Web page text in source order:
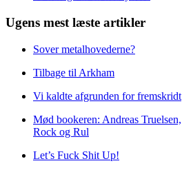
Ugens mest læste artikler
Sover metalhovederne?
Tilbage til Arkham
Vi kaldte afgrunden for fremskridt
Mød bookeren: Andreas Truelsen,
Rock og Rul
Let’s Fuck Shit Up!